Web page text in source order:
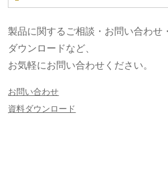
製品に関するご相談・お問い合わせ
ダウンロードなど、
お気軽にお問い合わせください。
お問い合わせ
資料ダウンロード